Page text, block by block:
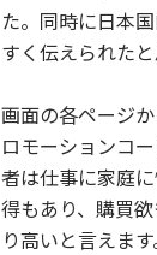
た。同時に日本
すく伝えられたと
画面の各ページ
ロモーションコ
者は仕事に家庭
得もあり、購買
り高いと言えます